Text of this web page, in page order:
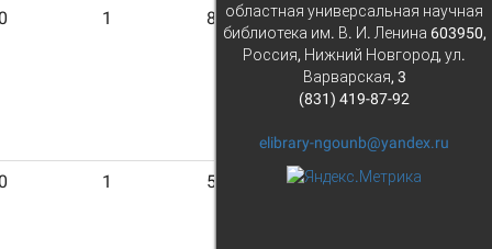
0 1 8
0 1 5
областная универсальная научная
библиотека им. В. И. Ленина 603950,
Россия, Нижний Новгород, ул.
Варварская, 3
(831) 419-87-92
elibrary-ngounb@yandex.ru